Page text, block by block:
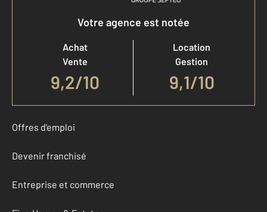
Votre agence est notée
Achat
Vente
9,2/10
Location
Gestion
9,1/10
Offres d'emploi
Devenir franchisé
Entreprise et commerce